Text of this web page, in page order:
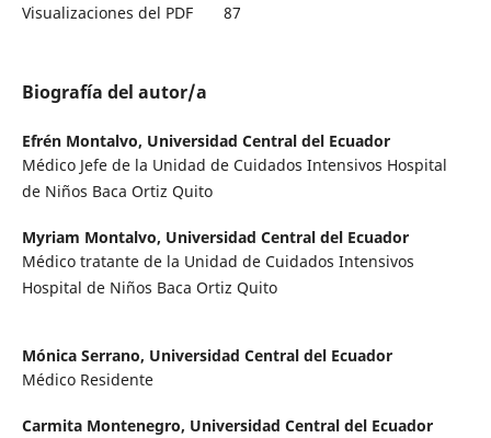
Visualizaciones del PDF 87
Biografía del autor/a
Efrén Montalvo, Universidad Central del Ecuador
Médico Jefe de la Unidad de Cuidados Intensivos Hospital
de Niños Baca Ortiz Quito
Myriam Montalvo, Universidad Central del Ecuador
Médico tratante de la Unidad de Cuidados Intensivos
Hospital de Niños Baca Ortiz Quito
Mónica Serrano, Universidad Central del Ecuador
Médico Residente
Carmita Montenegro, Universidad Central del Ecuador